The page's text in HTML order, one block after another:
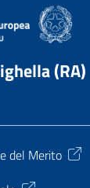
(RA)
del Merito